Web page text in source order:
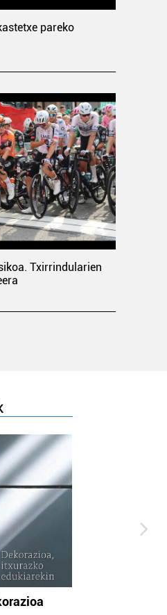
pareko
Txirrindularien